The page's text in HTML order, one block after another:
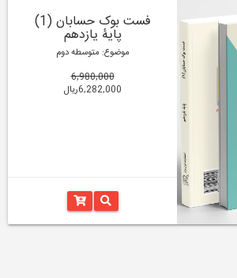
فست بوک حسابان (1)
پایۀ یازدهم
موضوع: متوسطه دوم
6,980,000
6,282,000ریال